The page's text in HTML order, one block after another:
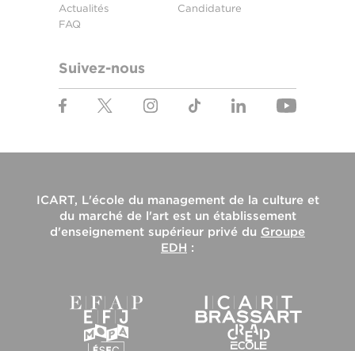
Actualités
FAQ
Candidature
Suivez-nous
ICART, L'école du management de la culture et
du marché de l'artest un établissement
d'enseignement supérieur privé du Groupe
EDH :